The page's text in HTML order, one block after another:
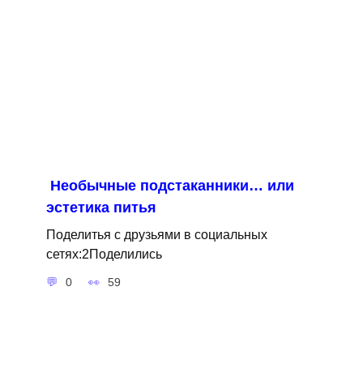
Необычные подстаканники… или
эстетика питья
Поделитья с друзьями в социальных
сетях:2Поделились
0 59